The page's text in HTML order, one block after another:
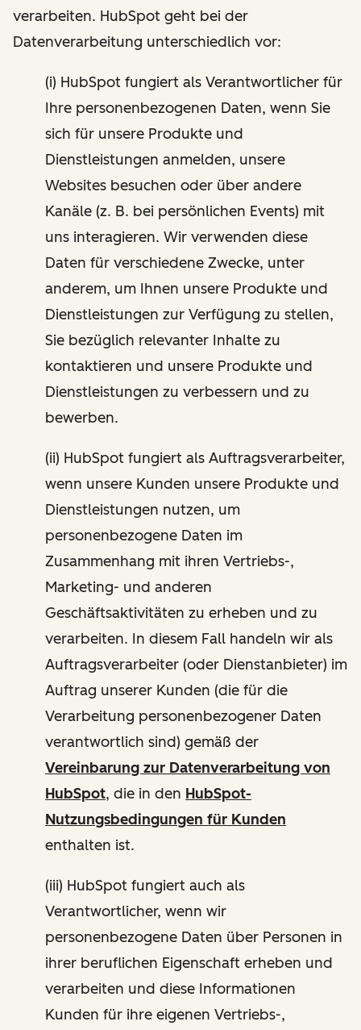
verarbeiten. HubSpot geht bei der
Datenverarbeitung unterschiedlich vor:
(i) HubSpot fungiert als Verantwortlicher für
Ihre personenbezogenen Daten, wenn Sie
sich für unsere Produkte und
Dienstleistungen anmelden, unsere
Websites besuchen oder über andere
Kanäle (z. B. bei persönlichen Events) mit
uns interagieren. Wir verwenden diese
Daten für verschiedene Zwecke, unter
anderem, um Ihnen unsere Produkte und
Dienstleistungen zur Verfügung zu stellen,
Sie bezüglich relevanter Inhalte zu
kontaktieren und unsere Produkte und
Dienstleistungen zu verbessern und zu
bewerben.
(ii) HubSpot fungiert als Auftragsverarbeiter,
wenn unsere Kunden unsere Produkte und
Dienstleistungen nutzen, um
personenbezogene Daten im
Zusammenhang mit ihren Vertriebs-,
Marketing- und anderen
Geschäftsaktivitäten zu erheben und zu
verarbeiten. In diesem Fall handeln wir als
Auftragsverarbeiter (oder Dienstanbieter) im
Auftrag unserer Kunden (die für die
Verarbeitung personenbezogener Daten
verantwortlich sind) gemäß der
Vereinbarung zur Datenverarbeitung von
HubSpot, die in den HubSpot-
Nutzungsbedingungen für Kunden
enthalten ist.
(iii) HubSpot fungiert auch als
Verantwortlicher, wenn wir
personenbezogene Daten über Personen in
ihrer beruflichen Eigenschaft erheben und
verarbeiten und diese Informationen
Kunden für ihre eigenen Vertriebs-,